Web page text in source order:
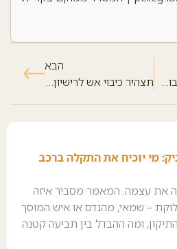
בקשה להלוואה בערבות המדינה: אימות חתימה עו"ד, תצהיר ובדיקת זכאות
הבא
תצהיר כיבוי אש לרישיון עסק
מי יוכיח את התקלה ברכב
את עצמה. המאמר מסביר איזה
– שמאי, מהנדס או איש המוסך
ומה ההבדל בין תביעה קטנה